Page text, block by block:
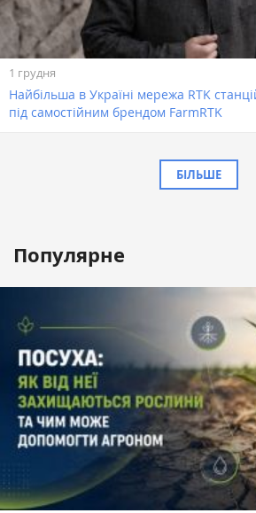
1 грудня
Найбільша в Україні мережа RTK
під самостійним брендом FarmRTK
БІЛЬШЕ
Популярне